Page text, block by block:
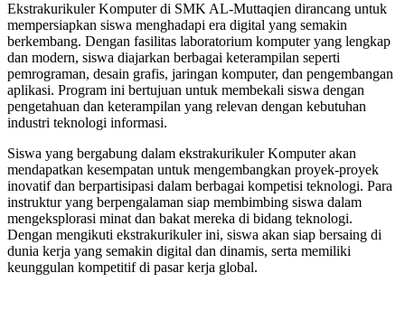
Ekstrakurikuler Komputer di SMK AL-Muttaqien dirancang untuk
mempersiapkan siswa menghadapi era digital yang semakin
berkembang. Dengan fasilitas laboratorium komputer yang lengkap
dan modern, siswa diajarkan berbagai keterampilan seperti
pemrograman, desain grafis, jaringan komputer, dan pengembangan
aplikasi. Program ini bertujuan untuk membekali siswa dengan
pengetahuan dan keterampilan yang relevan dengan kebutuhan
industri teknologi informasi.
Siswa yang bergabung dalam ekstrakurikuler Komputer akan
mendapatkan kesempatan untuk mengembangkan proyek-proyek
inovatif dan berpartisipasi dalam berbagai kompetisi teknologi. Para
instruktur yang berpengalaman siap membimbing siswa dalam
mengeksplorasi minat dan bakat mereka di bidang teknologi.
Dengan mengikuti ekstrakurikuler ini, siswa akan siap bersaing di
dunia kerja yang semakin digital dan dinamis, serta memiliki
keunggulan kompetitif di pasar kerja global.